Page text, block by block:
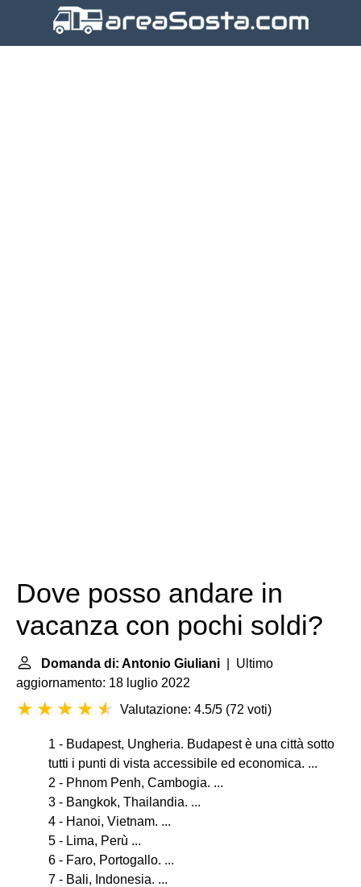
Dove posso andare in
vacanza con pochi soldi?
Domanda di: Antonio Giuliani | Ultimo
aggiornamento: 18 luglio 2022
Valutazione: 4.5/5 (72 voti)
1 - Budapest, Ungheria. Budapest è una città sotto
tutti i punti di vista accessibile ed economica. ...
2 - Phnom Penh, Cambogia. ...
3 - Bangkok, Thailandia. ...
4 - Hanoi, Vietnam. ...
5 - Lima, Perù ...
6 - Faro, Portogallo. ...
7 - Bali, Indonesia. ...